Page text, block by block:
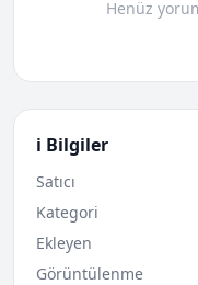
Henüz
ℹ️ Bilgiler
Satıcı
Kategori
Ekleyen
Görüntülenme